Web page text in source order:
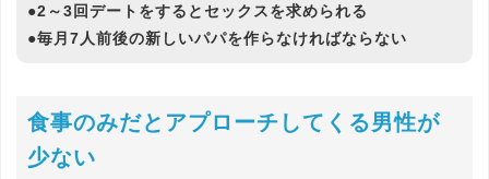
●2～3回デートをするとセックスを求められる
●毎月7人前後の新しいパパを作らなければならない
食事のみだとアプローチしてくる男性が
少ない